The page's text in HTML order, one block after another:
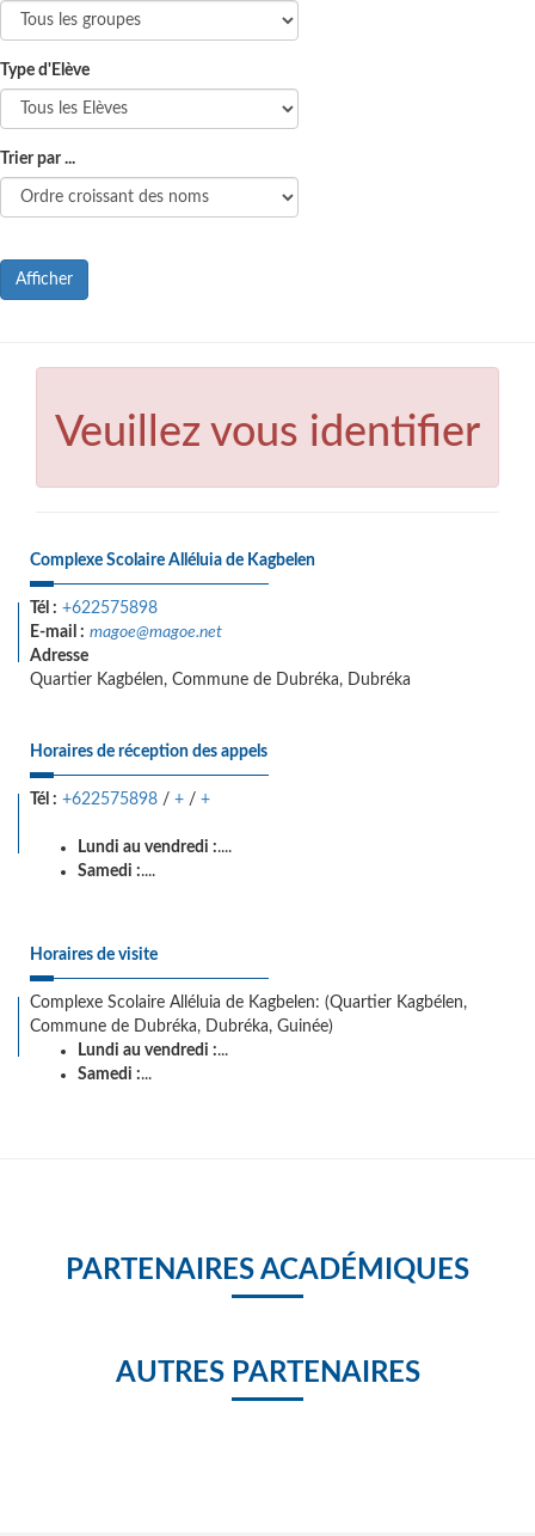
Type d'Elève
Trier par ...
Afficher
Veuillez vous identifier
Complexe Scolaire Alléluia de Kagbelen
Tél : +622575898
E-mail : magoe@magoe.net
Adresse
Quartier Kagbélen, Commune de Dubréka, Dubréka
Horaires de réception des appels
Tél : +622575898 / + / +
Lundi au vendredi :....
Samedi :....
Horaires de visite
Complexe Scolaire Alléluia de Kagbelen: (Quartier Kagbélen,
Commune de Dubréka, Dubréka, Guinée)
Lundi au vendredi :...
Samedi :...
PARTENAIRES ACADÉMIQUES
AUTRES PARTENAIRES